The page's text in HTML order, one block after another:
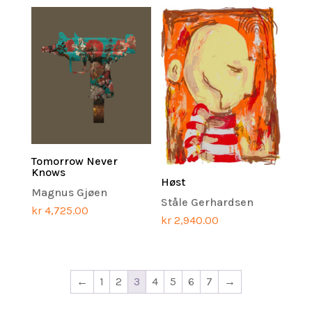
Tomorrow Never
Knows
Magnus Gjøen
kr4,725.00
Høst
Ståle Gerhardsen
kr 2,940.00
← 1 2 3 4 5 6 7 →